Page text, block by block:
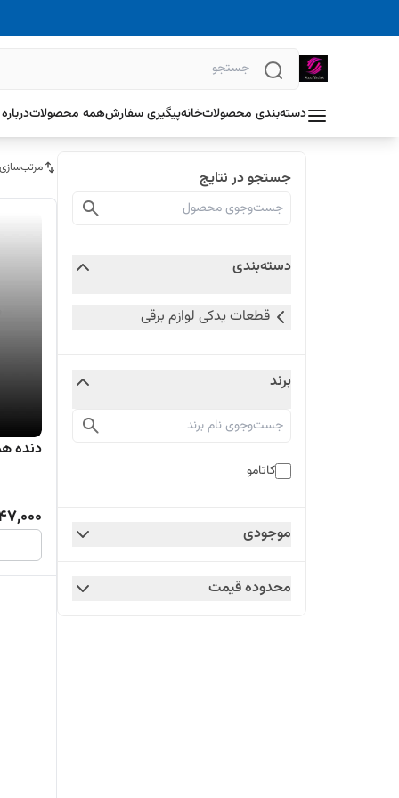
دسته‌بندی محصولاتخانهپیگیری سفارشهمه محصولات
جستجو در نتایج
دسته‌بندی
قطعات یدکی لوازم برقی
برند
کاتامو
موجودی
محدوده قیمت
دنده